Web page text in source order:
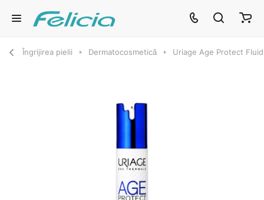
Îngrijirea pielii Dermatocosmetică Uriage Age Protect